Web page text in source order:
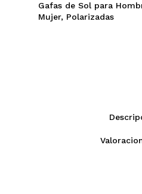
Gafas de Sol para
Mujer, Polarizadas